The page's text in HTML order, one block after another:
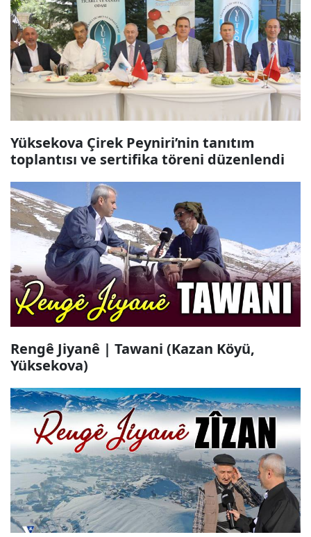
Yüksekova Çirek Peyniri’nin tanıtım
toplantısı ve sertifika töreni düzenlendi
Rengê Jiyanê | Tawani (Kazan Köyü,
Yüksekova)